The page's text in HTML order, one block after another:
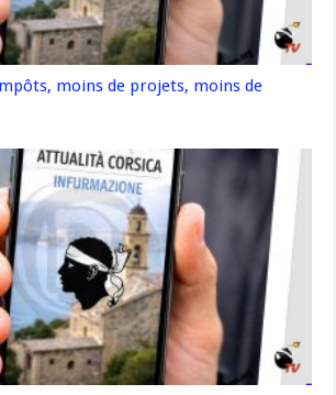
moins de projets, moins de